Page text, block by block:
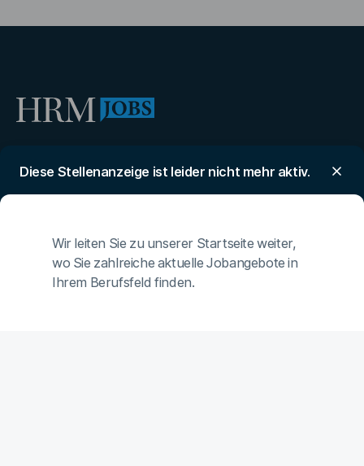
Diese Stellenanzeige ist leider nicht mehr aktiv.
Wir leiten Sie zu unserer Startseite weiter,
wo Sie zahlreiche aktuelle Jobangebote in
Ihrem Berufsfeld finden.
2026Quadriga Media Berlin GmbH
Unsere Partner